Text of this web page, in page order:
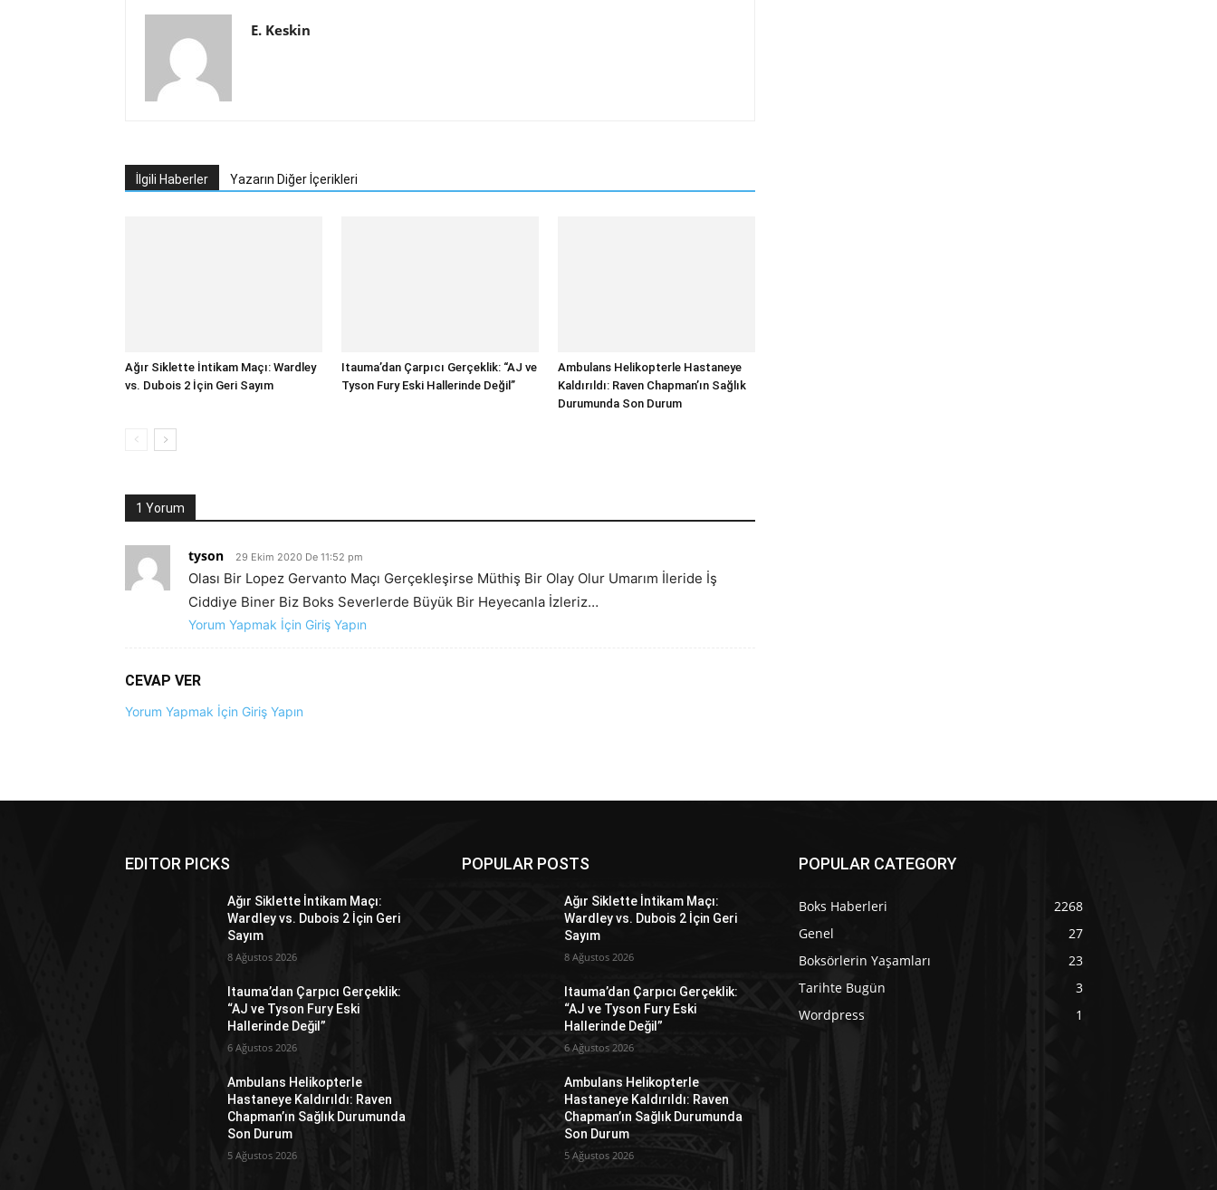
E. Keskin
İlgili Haberler Yazarın Diğer İçerikleri
Ağır Siklette İntikam Maçı: Wardley
vs. Dubois 2 İçin Geri Sayım
Itauma’dan Çarpıcı Gerçeklik: “AJ ve
Tyson Fury Eski Hallerinde Değil”
Ambulans Helikopterle Hastaneye
Kaldırıldı: Raven Chapman’ın Sağlık
Durumunda Son Durum
1 Yorum
tyson 29 Ekim 2020 De 11:52 pm
Olası Bir Lopez Gervanto Maçı Gerçekleşirse Müthiş Bir Olay Olur Umarım İleride İş
Ciddiye Biner Biz Boks Severlerde Büyük Bir Heyecanla İzleriz…
Yorum Yapmak İçin Giriş Yapın
CEVAP VER
Yorum Yapmak İçin Giriş Yapın
EDITOR PICKS
Ağır Siklette İntikam Maçı:
Wardley vs. Dubois 2 İçin Geri
Sayım
8 Ağustos 2026
Itauma’dan Çarpıcı Gerçeklik:
“AJ ve Tyson Fury Eski
Hallerinde Değil”
6 Ağustos 2026
Ambulans Helikopterle
Hastaneye Kaldırıldı: Raven
Chapman’ın Sağlık Durumunda
Son Durum
5 Ağustos 2026
POPULAR POSTS
Ağır Siklette İntikam Maçı:
Wardley vs. Dubois 2 İçin Geri
Sayım
8 Ağustos 2026
Itauma’dan Çarpıcı Gerçeklik:
“AJ ve Tyson Fury Eski
Hallerinde Değil”
6 Ağustos 2026
Ambulans Helikopterle
Hastaneye Kaldırıldı: Raven
Chapman’ın Sağlık Durumunda
Son Durum
5 Ağustos 2026
POPULAR CATEGORY
Boks Haberleri
2268
Genel
27
Boksörlerin Yaşamları
23
Tarihte Bugün
3
Wordpress
1